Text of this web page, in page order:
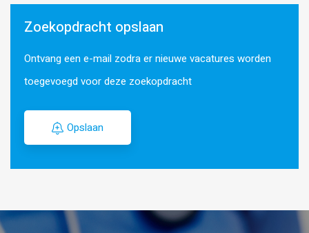
Zoekopdracht opslaan
Ontvang een e-mail zodra er nieuwe vacatures worden
toegevoegd voor deze zoekopdracht
Opslaan